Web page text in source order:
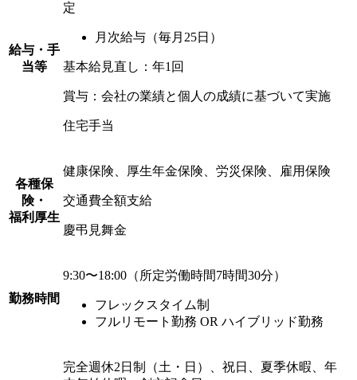
給与・手
当等
定
月次給与（毎月25日）
基本給見直し：年1回
賞与：会社の業績と個人の成績に基づいて実施
住宅手当
各種保
険・
福利厚生
健康保険、厚生年金保険、労災保険、雇用保険
交通費全額支給
慶弔見舞金
勤務時間
9:30〜18:00（所定労働時間7時間30分）
フレックスタイム制
フルリモート勤務 OR ハイブリッド勤務
完全週休2日制（土・日）、祝日、夏季休暇、年